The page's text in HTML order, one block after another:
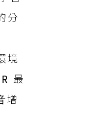
分
境
最
增